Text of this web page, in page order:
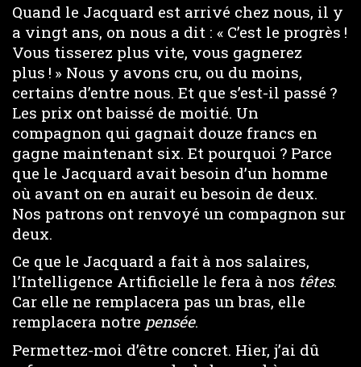
Quand le Jacquard est arrivé chez nous, il y
a vingt ans, on nous a dit : « C’est le progrès !
Vous tisserez plus vite, vous gagnerez
plus ! » Nous y avons cru, ou du moins,
certains d’entre nous. Et que s’est-il passé ?
Les prix ont baissé de moitié. Un
compagnon qui gagnait douze francs en
gagne maintenant six. Et pourquoi ? Parce
que le Jacquard avait besoin d’un homme
où avant on en aurait eu besoin de deux.
Nos patrons ont renvoyé un compagnon sur
deux.
Ce que le Jacquard a fait à nos salaires,
l’Intelligence Artificielle le fera à nos têtes.
Car elle ne remplacera pas un bras, elle
remplacera notre pensée.
Permettez-moi d’être concret. Hier, j’ai dû